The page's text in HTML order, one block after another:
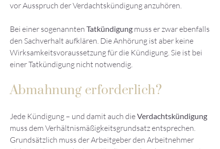
vor Ausspruch der Verdachtskündigung anzuhören.
Bei einer sogenannten Tatkündigung muss er zwar ebenfalls
den Sachverhalt aufklären. Die Anhörung ist aber keine
Wirksamkeitsvoraussetzung für die Kündigung. Sie ist bei
einer Tatkündigung nicht notwendig.
Abmahnung erforderlich?
Jede Kündigung – und damit auch dieVerdachtskündigung
muss dem Verhältnismäßigkeitsgrundsatz entsprechen.
Grundsätzlich muss der Arbeitgeber den Arbeitnehmer